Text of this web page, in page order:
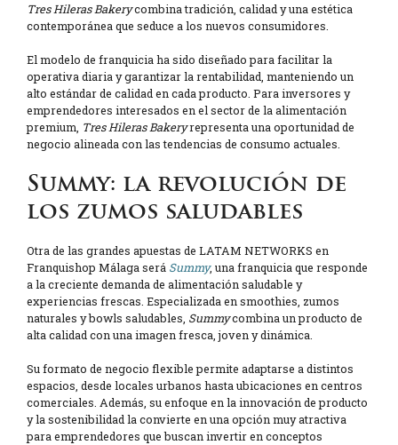
Tres Hileras Bakerycombina tradición, calidad y una estética
contemporánea que seduce a los nuevos consumidores.
El modelo de franquicia ha sido diseñado para facilitar la
operativa diaria y garantizar la rentabilidad, manteniendo un
alto estándar de calidad en cada producto. Para inversores y
emprendedores interesados en el sector de la alimentación
premium, Tres Hileras Bakeryrepresenta una oportunidad de
negocio alineada con las tendencias de consumo actuales.
Summy: la revolución de
los zumos saludables
Otra de las grandes apuestas de LATAM NETWORKS en
Franquishop Málaga será Summy, una franquicia que responde
a la creciente demanda de alimentación saludable y
experiencias frescas. Especializada en smoothies, zumos
naturales y bowls saludables, Summycombina un producto de
alta calidad con una imagen fresca, joven y dinámica.
Su formato de negocio flexible permite adaptarse a distintos
espacios, desde locales urbanos hasta ubicaciones en centros
comerciales. Además, su enfoque en la innovación de producto
y la sostenibilidad la convierte en una opción muy atractiva
para emprendedores que buscan invertir en conceptos